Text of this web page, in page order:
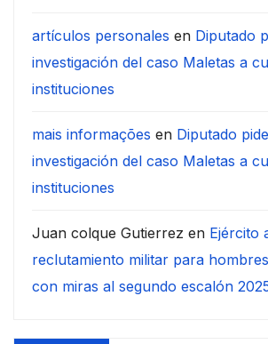
artículos personales en Diputado
investigación del caso Maletas a
instituciones
mais informações en Diputado
investigación del caso Maletas a
instituciones
Juan colque Gutierrez en Ejército
reclutamiento militar para
con miras al segundo escalón